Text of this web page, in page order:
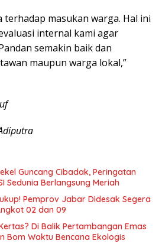
terhadap masukan warga. Hal ini
internal kami agar
semakin baik dan
maupun warga lokal,”
Guncang Cibadak, Peringatan
Sedunia Berlangsung Meriah
Pemprov Jabar Didesak Segera
02 dan 09
Di Balik Pertambangan Emas
Bom Waktu Bencana Ekologis